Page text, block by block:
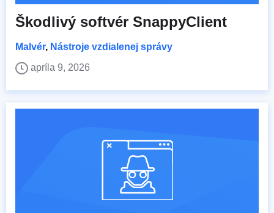
Škodlivý softvér SnappyClient
Malvér, Nástroje vzdialenej správy
apríla 9, 2026